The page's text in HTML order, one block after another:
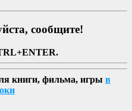
сообщите!
книги, фильма, игры в